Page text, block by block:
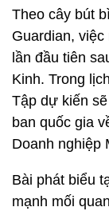
Theo cây bút
Guardian,
lần đầu tiên
Kinh. Trong
Tập dự kiến
ban quốc gia
Doanh nghiệp
Bài phát biểu
mạnh mối